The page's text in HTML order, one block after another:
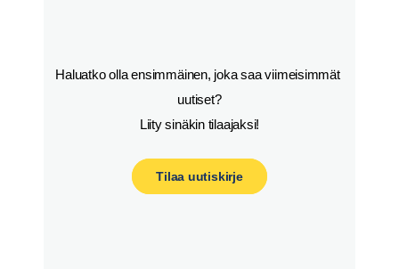
Haluatko olla ensimmäinen, joka saa viimeisimmät
uutiset?
Liity sinäkin tilaajaksi!
Tilaa uutiskirje